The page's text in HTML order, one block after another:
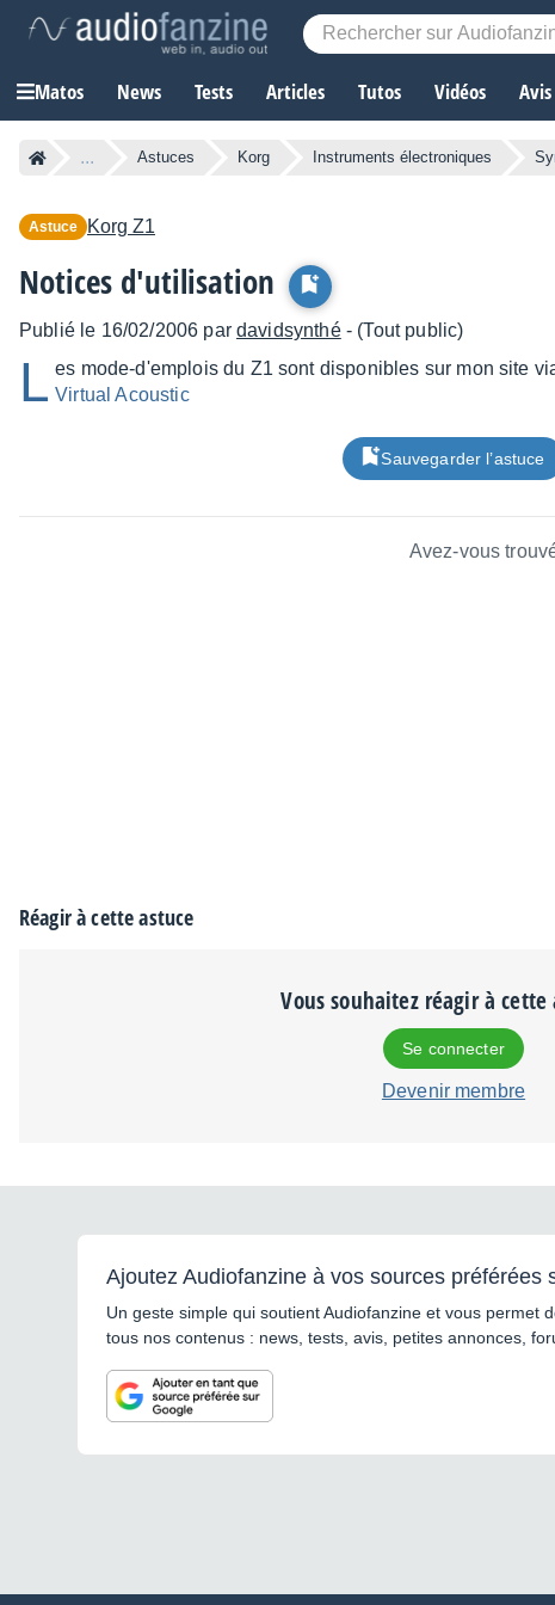
Matos News Tests Articles Tutos Vidéos Avis
... Astuces Korg Instruments électroniques
Astuce Korg Z1
Notices d'utilisation
Publié le 16/02/2006 pardavidsynthé- (Tout public)
L es mode-d'emplois du Z1 sont disponibles sur mon site
Virtual Acoustic
Sauvegarder l’astuce
Avez-vous
Réagir à cette astuce
Vous souhaitez réagir à cette
Se connecter
Devenir membre
Ajoutez Audiofanzine à vos sources préférées
Un geste simple qui soutient Audiofanzine et vous permet
tous nos contenus : news, tests, avis, petites annonces,